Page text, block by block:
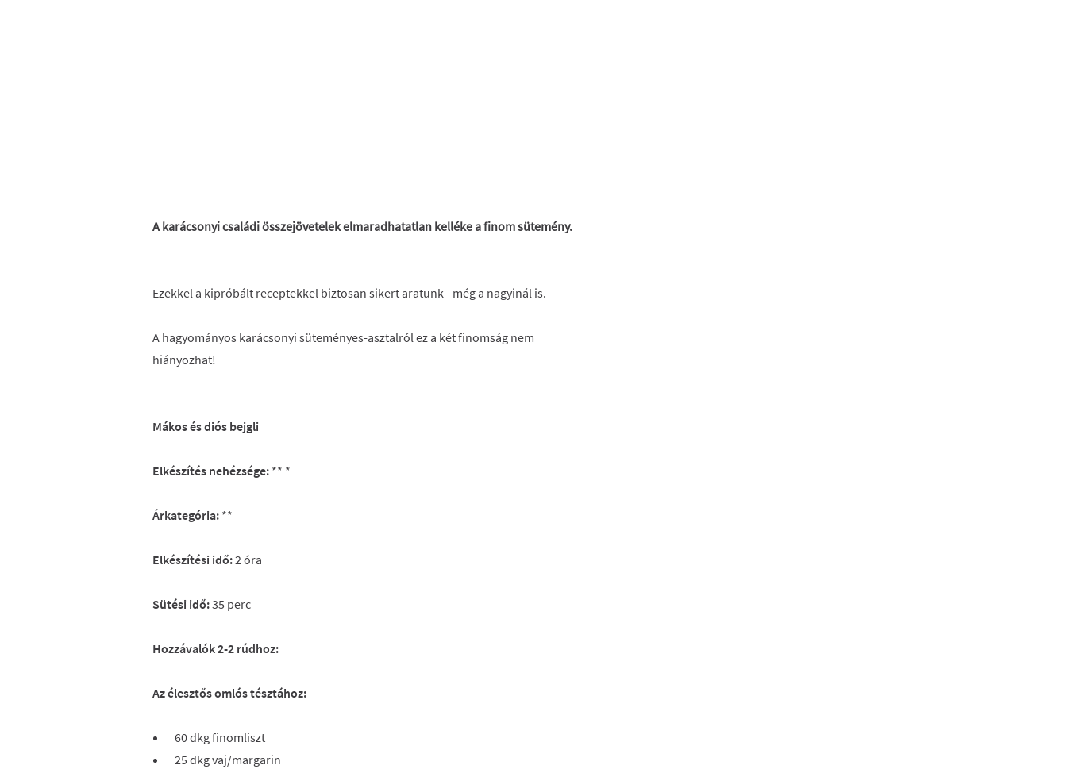
A karácsonyi családi összejövetelek elmaradhatatlan kelléke a finom sütemény.
Ezekkel a kipróbált receptekkel biztosan sikert aratunk - még a nagyinál is.
A hagyományos karácsonyi süteményes-asztalról ez a két finomság nem
hiányozhat!
Mákos és diós bejgli
Elkészítés nehézsége: ** *
Árkategória: **
Elkészítési idő:2 óra
Sütési idő:35 perc
Hozzávalók 2-2 rúdhoz:
Az élesztős omlós tésztához:
60 dkg finomliszt
25 dkg vaj/margarin